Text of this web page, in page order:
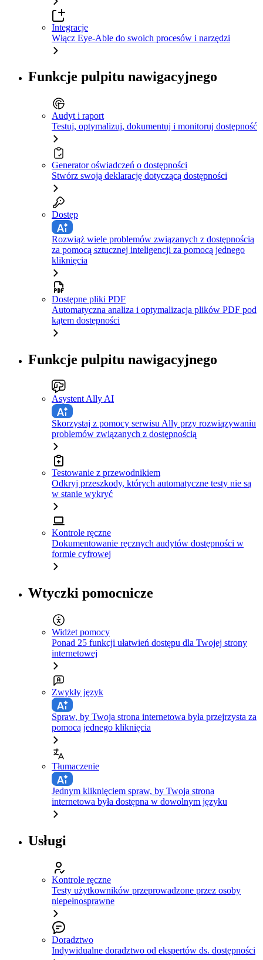
Integracje
Włącz Eye-Able do swoich procesów i narzędzi
Funkcje pulpitu nawigacyjnego
Audyt i raport
Testuj, optymalizuj, dokumentuj i monitoruj dostępność
Generator oświadczeń o dostępności
Stwórz swoją deklarację dotyczącą dostępności
Dostęp
Rozwiąż wiele problemów związanych z dostępnością
za pomocą sztucznej inteligencji za pomocą jednego
kliknięcia
Dostępne pliki PDF
Automatyczna analiza i optymalizacja plików PDF pod
kątem dostępności
Funkcje pulpitu nawigacyjnego
Asystent Ally AI
Skorzystaj z pomocy serwisu Ally przy rozwiązywaniu
problemów związanych z dostępnością
Testowanie z przewodnikiem
Odkryj przeszkody, których automatyczne testy nie są
w stanie wykryć
Kontrole ręczne
Dokumentowanie ręcznych audytów dostępności w
formie cyfrowej
Wtyczki pomocnicze
Widżet pomocy
Ponad 25 funkcji ułatwień dostępu dla Twojej strony
internetowej
Zwykły język
Spraw, by Twoja strona internetowa była przejrzysta za
pomocą jednego kliknięcia
Tłumaczenie
Jednym kliknięciem spraw, by Twoja strona
internetowa była dostępna w dowolnym języku
Usługi
Kontrole ręczne
Testy użytkowników przeprowadzone przez osoby
niepełnosprawne
Doradztwo
Indywidualne doradztwo od ekspertów ds. dostępności